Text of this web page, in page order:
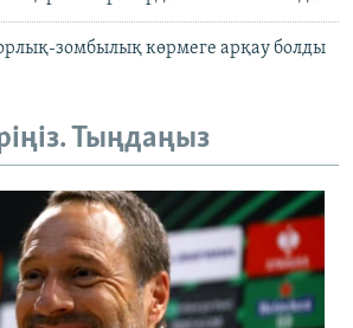
зомбылық көрмеге арқау болды
Тыңдаңыз